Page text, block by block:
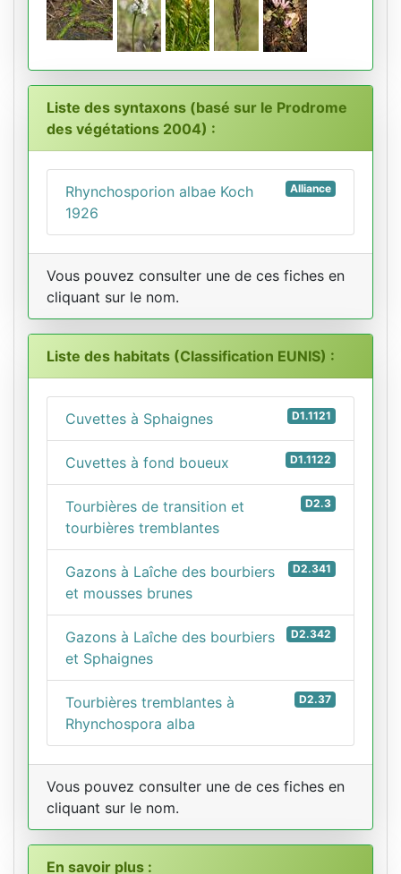
Liste des syntaxons (basé sur le Prodrome
des végétations 2004) :
Alliance
Rhynchosporion albae Koch
1926
Vous pouvez consulter une de ces fiches en
cliquant sur le nom.
Liste des habitats (Classification EUNIS) :
D1.1121
Cuvettes à Sphaignes
D1.1122
Cuvettes à fond boueux
D2.3
Tourbières de transition et
tourbières tremblantes
D2.341
Gazons à Laîche des bourbiers
et mousses brunes
D2.342
Gazons à Laîche des bourbiers
et Sphaignes
D2.37
Tourbières tremblantes à
Rhynchospora alba
Vous pouvez consulter une de ces fiches en
cliquant sur le nom.
En savoir plus :